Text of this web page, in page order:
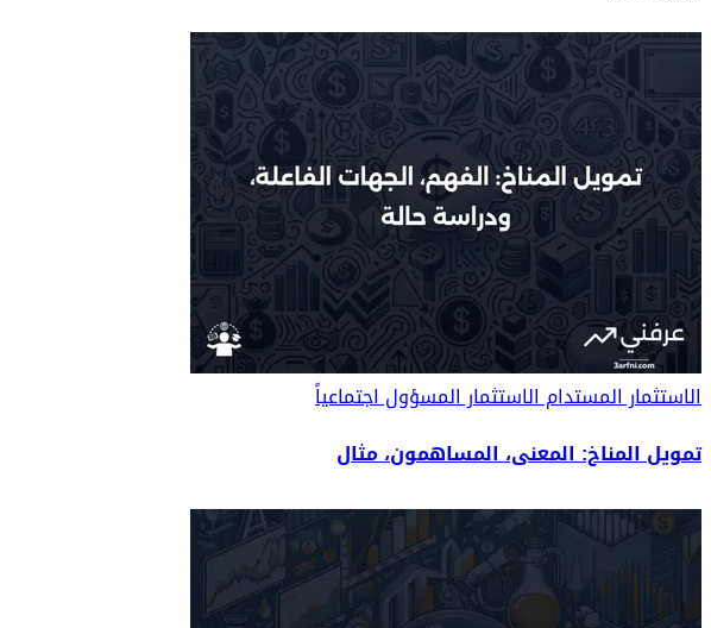
الاستثمار المستدامالاستثمار المسؤول اجتماعياً
تمويل المناخ: المعنى، المساهمون، مثال